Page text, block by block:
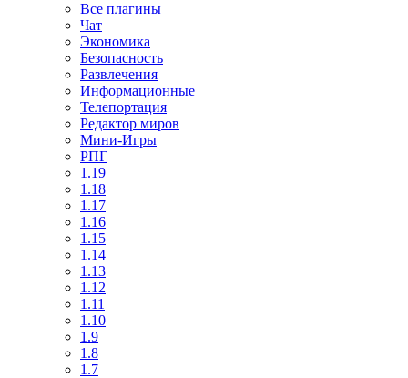
Все плагины
Чат
Экономика
Безопасность
Развлечения
Информационные
Телепортация
Редактор миров
Мини-Игры
РПГ
1.19
1.18
1.17
1.16
1.15
1.14
1.13
1.12
1.11
1.10
1.9
1.8
1.7